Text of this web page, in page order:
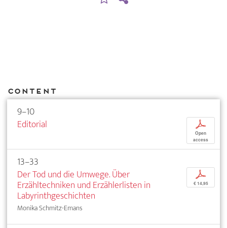
Content
9–10
Editorial
p
Open
access
13–33
Der Tod und die Umwege. Über
Erzähltechniken und Erzählerlisten in
Labyrinthgeschichten
Monika Schmitz-Emans
p
€ 14,95